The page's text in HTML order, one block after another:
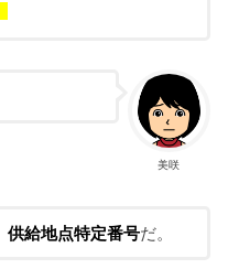
美咲
供給地点特定番号だ。